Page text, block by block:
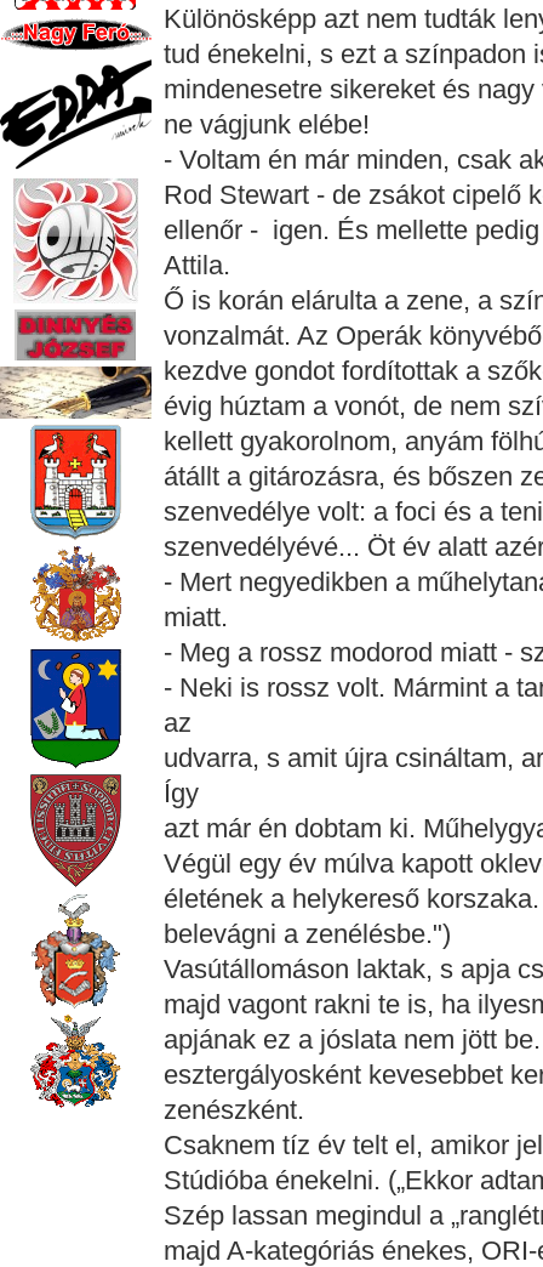
Különösképp azt nem tudták
tud énekelni, s ezt a színpadon
mindenesetre sikereket és
ne vágjunk elébe!
- Voltam én már minden, csak
Rod Stewart - de zsákot cipelő
ellenőr - igen. És mellette
Attila.
Ő is korán elárulta a zene, a
vonzalmát. Az Operák
kezdve gondot fordítottak a
évig húztam a vonót, de nem
kellett gyakorolnom, anyám
átállt a gitározásra, és bőszen
szenvedélye volt: a foci és a
szenvedélyévé... Öt év alatt
- Mert negyedikben a
miatt.
- Meg a rossz modorod miatt -
- Neki is rossz volt. Mármint a
az
udvarra, s amit újra csináltam,
Így
azt már én dobtam ki.
Végül egy év múlva kapott
életének a helykereső
belevágni a zenélésbe.")
Vasútállomáson laktak, s apja
majd vagont rakni te is, ha
apjának ez a jóslata nem jött
esztergályosként kevesebbet
zenészként.
Csaknem tíz év telt el, amikor
Stúdióba énekelni. („Ekkor
Szép lassan megindul a
majd A-kategóriás énekes,